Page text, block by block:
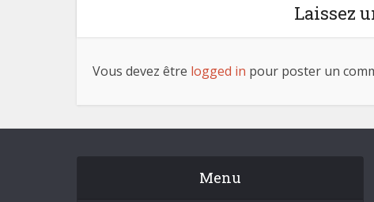
Laissez
Vous devez être logged in pour poster un
Menu